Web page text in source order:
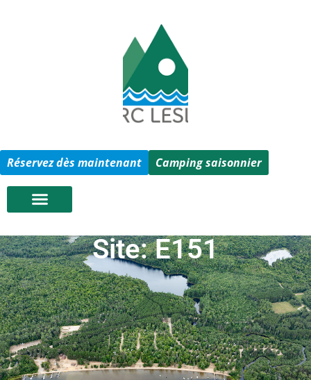
Réservez dès maintenant Camping saisonnier
Site: E151